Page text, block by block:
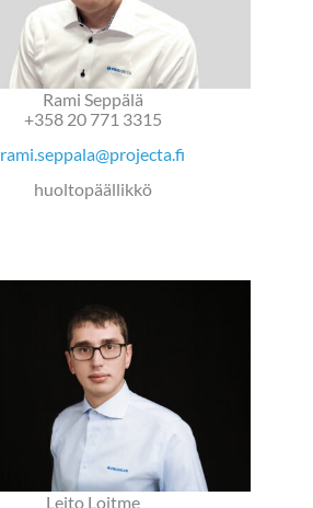
Rami Seppälä
+358 20 771 3315
rami.seppala@projecta.fi
huoltopäällikkö
Leito Loitme